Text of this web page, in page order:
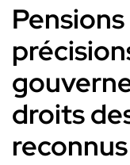
droits
reconnus